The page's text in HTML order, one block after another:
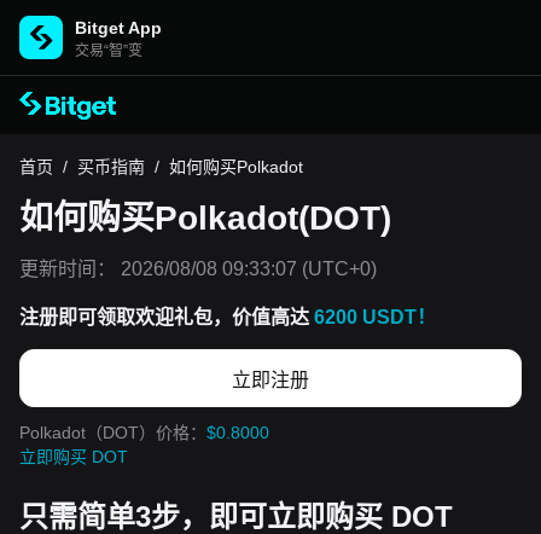
Bitget App
交易“智”变
首页 / 买币指南 / 如何购买Polkadot
如何购买Polkadot(DOT)
更新时间： 2026/08/08 09:33:07 (UTC+0)
注册即可领取欢迎礼包，价值高达 6200 USDT！
立即注册
Polkadot（DOT）价格： $0.8000
立即购买 DOT
只需简单3步，即可立即购买 DOT